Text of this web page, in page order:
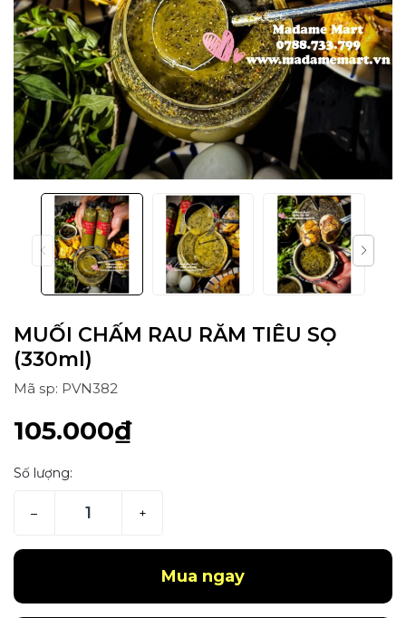
MUỐI CHẤM RAU RĂM TIÊU SỌ
(330ml)
Mã sp: PVN382
105.000₫
Số lượng:
– +
Mua ngay